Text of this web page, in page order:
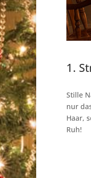
1.
Stille
nur
Haar,
Ruh!